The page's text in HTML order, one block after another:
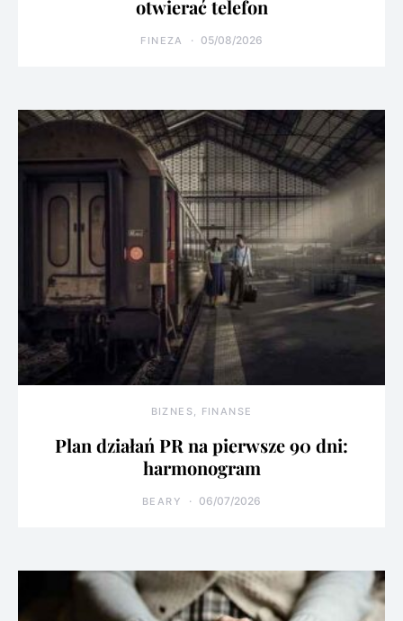
otwierać telefon
FINEZA 05/08/2026
BIZNES, FINANSE
Plan działań PR na pierwsze 90 dni:
harmonogram
BEARY 06/07/2026